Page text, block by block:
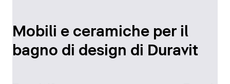
il bagno
Scopri di più
Mobili e ceramiche per il
bagno di design di Duravit